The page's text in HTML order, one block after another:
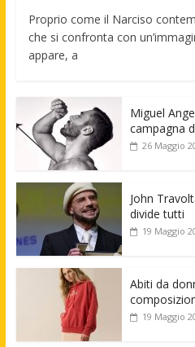
Proprio come il Narciso
che si confronta con
appare, a
Miguel
campagna
26 Maggio
John
divide tutti
19 Maggio
Abiti da
19 Maggio